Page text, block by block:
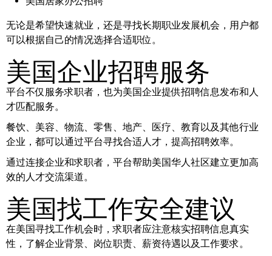
无论是希望快速就业，还是寻找长期职业发展机会，用户都
可以根据自己的情况选择合适职位。
美国企业招聘服务
平台不仅服务求职者，也为美国企业提供招聘信息发布和人
才匹配服务。
餐饮、美容、物流、零售、地产、医疗、教育以及其他行业
企业，都可以通过平台寻找合适人才，提高招聘效率。
通过连接企业和求职者，平台帮助美国华人社区建立更加高
效的人才交流渠道。
美国找工作安全建议
在美国寻找工作机会时，求职者应注意核实招聘信息真实
性，了解企业背景、岗位职责、薪资待遇以及工作要求。